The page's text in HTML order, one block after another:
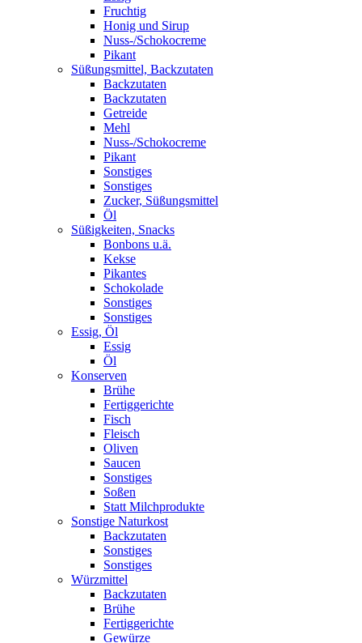
Fruchtig
Honig und Sirup
Nuss-/Schokocreme
Pikant
Süßungsmittel, Backzutaten
Backzutaten
Backzutaten
Getreide
Mehl
Nuss-/Schokocreme
Pikant
Sonstiges
Sonstiges
Zucker, Süßungsmittel
Öl
Süßigkeiten, Snacks
Bonbons u.ä.
Kekse
Pikantes
Schokolade
Sonstiges
Sonstiges
Essig, Öl
Essig
Öl
Konserven
Brühe
Fertiggerichte
Fisch
Fleisch
Oliven
Saucen
Sonstiges
Soßen
Statt Milchprodukte
Sonstige Naturkost
Backzutaten
Sonstiges
Sonstiges
Würzmittel
Backzutaten
Brühe
Fertiggerichte
Gewürze